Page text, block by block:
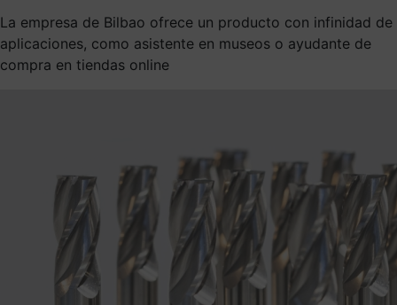
La empresa de Bilbao ofrece un producto con infinidad de
aplicaciones, como asistente en museos o ayudante de
compra en tiendas online